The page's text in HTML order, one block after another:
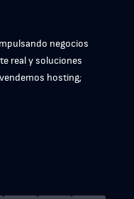
negocios
real y soluciones
hosting;